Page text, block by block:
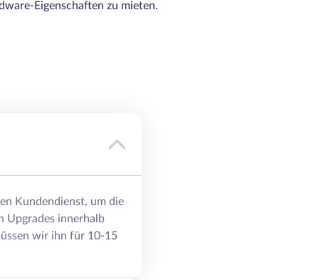
Eigenschaften zu mieten.
Kundendienst, um die
Upgrades innerhalb
wir ihn für 10-15